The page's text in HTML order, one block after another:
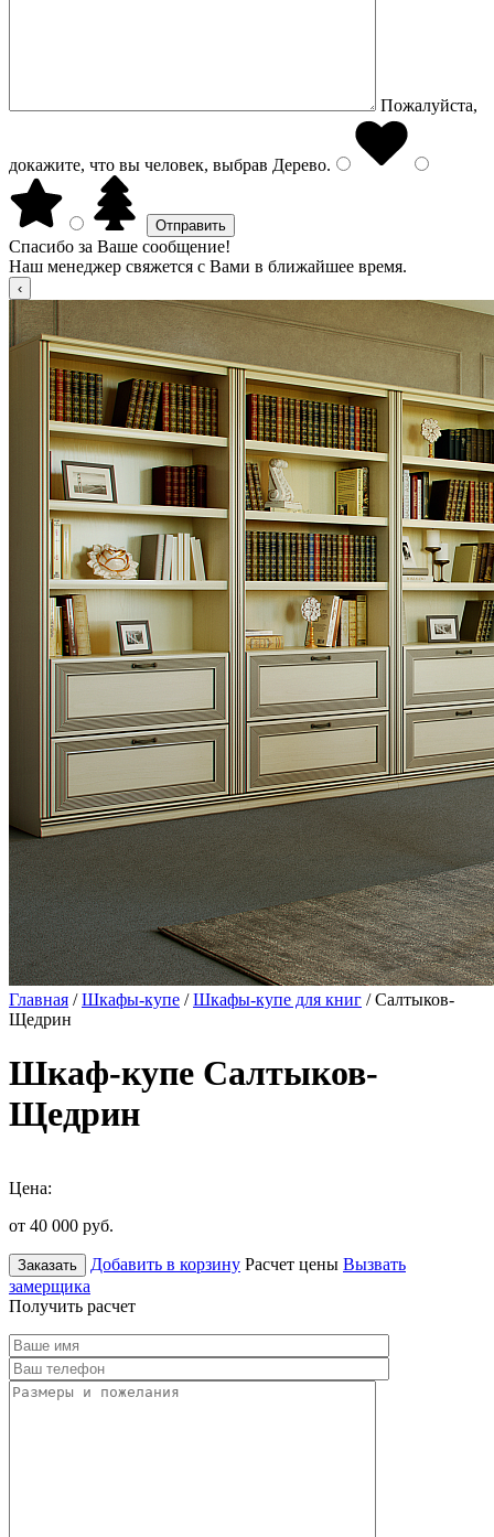
Пожалуйста,
докажите, что вы человек, выбрав Дерево.
Спасибо за Ваше сообщение!
Наш менеджер свяжется с Вами в ближайшее время.
Главная /Шкафы-купе /Шкафы-купе для книг / Салтыков-
Щедрин
Шкаф-купе Салтыков-
Щедрин
Цена:
от 40 000 руб.
Заказать Добавить в корзину Расчет цены Вызвать
замерщика
Получить расчет